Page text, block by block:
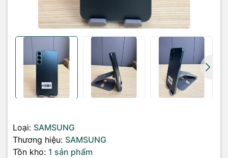
Loại: SAMSUNG
Thương hiệu: SAMSUNG
Tồn kho: 1 sản phẩm